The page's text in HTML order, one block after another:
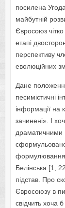
посилена
майбутній
Євросоюз
етапі
перспективу
еволюційних
Дане
песимістичні
інформації на
зачинені». І
драматичними
формулювання
Белінська [1,
підстав. Про
Євросоюзу в
свідчить хоча